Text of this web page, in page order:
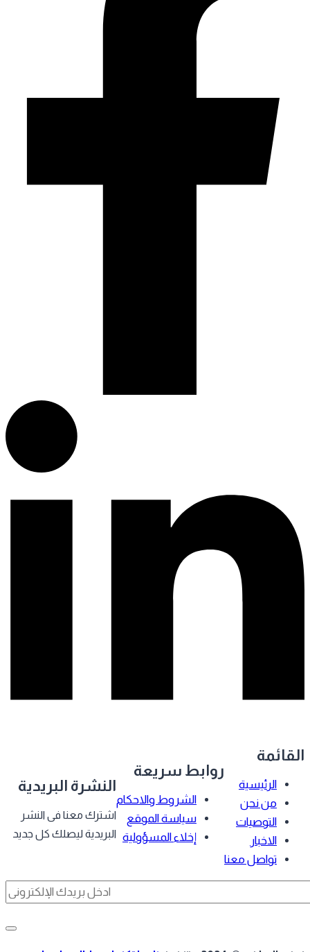
الرئيسية
من نحن
التوصيات
الاخبار
تواصل معنا
روابط سريعة
الشروط والاحكام
سياسة الموقع
إخلاء المسؤولية
النشرة البريدية
اشترك معنا فى النشر
البريدية ليصلك كل جديد